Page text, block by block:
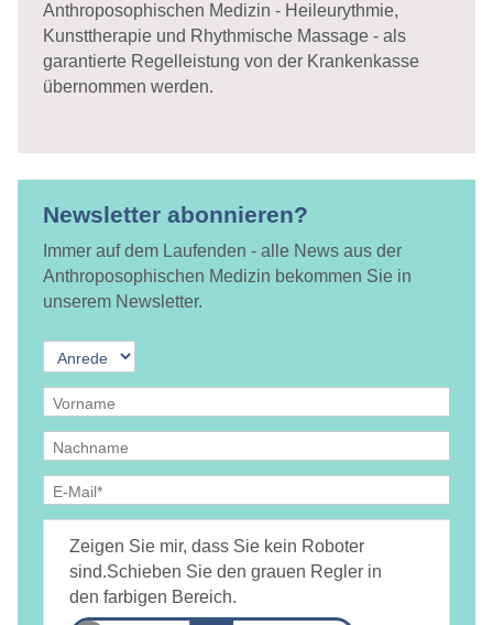
Anthroposophischen Medizin - Heileurythmie,
Kunsttherapie und Rhythmische Massage - als
garantierte Regelleistung von der Krankenkasse
übernommen werden.
Newsletter abonnieren?
Immer auf dem Laufenden - alle News aus der
Anthroposophischen Medizin bekommen Sie in
unserem Newsletter.
DAMiD mich per E-Mail über Themen und Veranstaltungen
informiert.
Zeigen Sie mir, dass Sie kein Roboter
sind.Schieben Sie den grauen Regler in
den farbigen Bereich.